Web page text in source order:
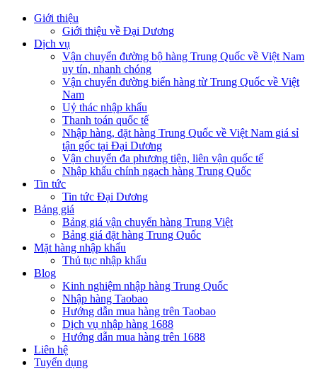
Giới thiệu
Giới thiệu về Đại Dương
Dịch vụ
Vận chuyển đường bộ hàng Trung Quốc về Việt Nam
uy tín, nhanh chóng
Vận chuyển đường biển hàng từ Trung Quốc về Việt
Nam
Uỷ thác nhập khẩu
Thanh toán quốc tế
Nhập hàng, đặt hàng Trung Quốc về Việt Nam giá sỉ
tận gốc tại Đại Dương
Vận chuyển đa phương tiện, liên vận quốc tế
Nhập khẩu chính ngạch hàng Trung Quốc
Tin tức
Tin tức Đại Dương
Bảng giá
Bảng giá vận chuyển hàng Trung Việt
Bảng giá đặt hàng Trung Quốc
Mặt hàng nhập khẩu
Thủ tục nhập khẩu
Blog
Kinh nghiệm nhập hàng Trung Quốc
Nhập hàng Taobao
Hướng dẫn mua hàng trên Taobao
Dịch vụ nhập hàng 1688
Hướng dẫn mua hàng trên 1688
Liên hệ
Tuyển dụng